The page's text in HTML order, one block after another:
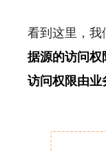
看到这里，我
据源的访问
访问权限由业